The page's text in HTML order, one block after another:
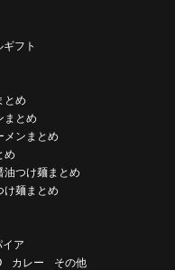
フト
とめ
まとめ
メンまとめ
め
油つけ麺まとめ
け麺まとめ
イア
カレー その他